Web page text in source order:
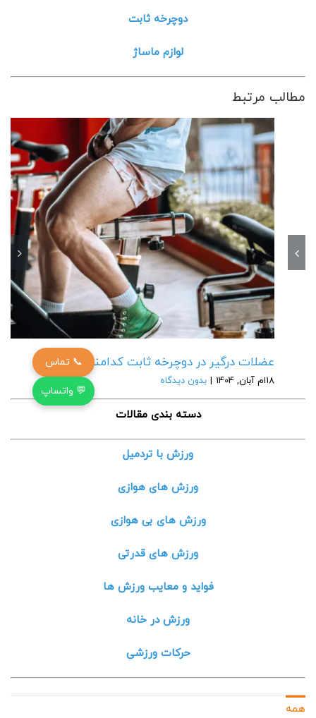
دوچرخه ثابت
لوازم ماساژ
مطالب مرتبط
عضلات درگیر در دوچرخه ثابت کدامند؟
18ام آبان, 1404 | بدون دیدگاه
دسته بندی مقالات
ورزش با تردمیل
ورزش های هوازی
ورزش های بی هوازی
ورزش های قدرتی
فواید و معایب ورزش ها
ورزش در خانه
حرکات ورزشی
همه
📞 تماس
💬 واتساپ